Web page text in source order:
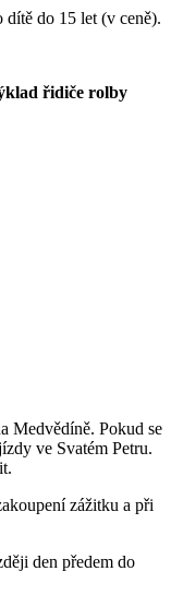
dítě do 15 let (v ceně).
řidiče rolby
Medvědíně. Pokud se
ve Svatém Petru.
zážitku a při
den předem do